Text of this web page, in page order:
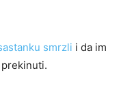
smrzli i da im